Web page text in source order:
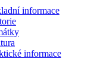
informace
informace